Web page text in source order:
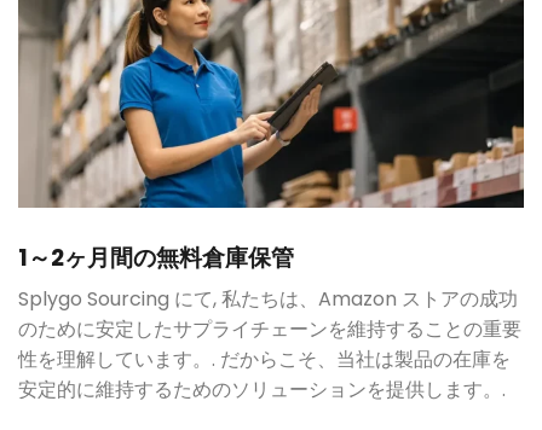
1～2ヶ月間の無料倉庫保管
Splygo Sourcing にて, 私たちは、Amazon ストアの成功
のために安定したサプライチェーンを維持することの重要
性を理解しています。. だからこそ、当社は製品の在庫を
安定的に維持するためのソリューションを提供します。.